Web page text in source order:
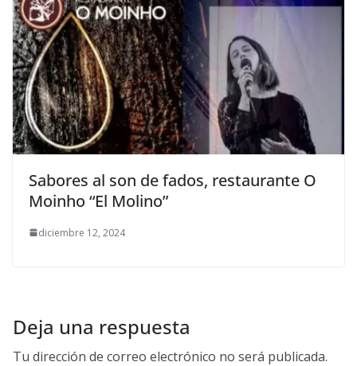
Sabores al son de fados, restaurante O
Moinho “El Molino”
diciembre 12, 2024
Deja una respuesta
Tu dirección de correo electrónico no será publicada.